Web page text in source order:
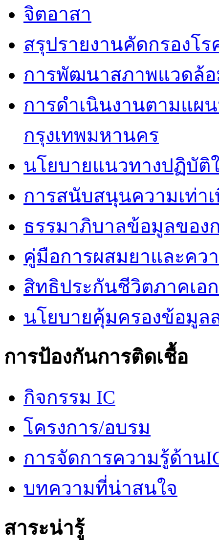
จิตอาสา
สรุปรายงานคัดกรองโ
การพัฒนาสภาพแวดล้อ
การดำเนินงานตามแผ
กรุงเทพมหานคร
นโยบายแนวทางปฏิบัติ
การสนับสนุนความเท่า
ธรรมาภิบาลข้อมูลของ
คู่มือการผสมยาและคว
สิทธิประกันชีวิตภาคเอ
นโยบายคุ้มครองข้อมูล
การป้องกันการติดเชื้อ
กิจกรรม IC
โครงการ/อบรม
การจัดการความรู้ด้าน
บทความที่น่าสนใจ
สาระน่ารู้